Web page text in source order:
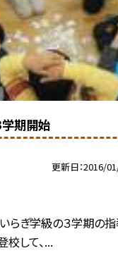
期開始
更新日 2016/
いらぎ学級の３学期の
校して、...